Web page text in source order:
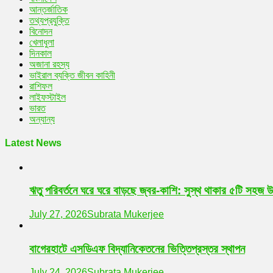
আন্তর্জাতিক
তথ্যপ্রযুক্তি
বিনোদন
খেলাধুলা
দিনকাল
অজানা রহস্য
ভাইরাল ব্যক্তি জীবন কাহিনী
রাশিফল
লাইফস্টাইল
ভারত
অন্যান্য
Latest News
ঋতু পরিবর্তনে ঘরে ঘরে বাড়ছে জ্বর-কাশি: সুস্থ থাকার ৫টি সহজ
July 27, 2026Subrata Mukerjee
বাগেরহাটে এসডিএফ বিদ্যানিকেতনের ভিত্তিপ্রস্তর স্থাপন